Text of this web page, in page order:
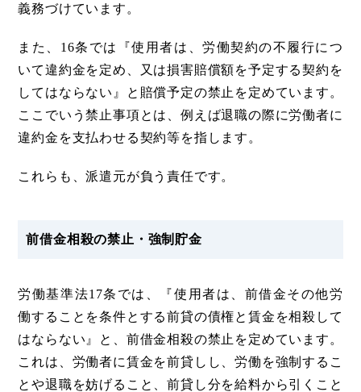
義務づけています。
また、16条では『使用者は、労働契約の不履行につ
いて違約金を定め、又は損害賠償額を予定する契約を
してはならない』と賠償予定の禁止を定めています。
ここでいう禁止事項とは、例えば退職の際に労働者に
違約金を支払わせる契約等を指します。
これらも、派遣元が負う責任です。
前借金相殺の禁止・強制貯金
労働基準法17条では、『使用者は、前借金その他労
働することを条件とする前貸の債権と賃金を相殺して
はならない』と、前借金相殺の禁止を定めています。
これは、労働者に賃金を前貸しし、労働を強制するこ
とや退職を妨げること、前貸し分を給料から引くこと